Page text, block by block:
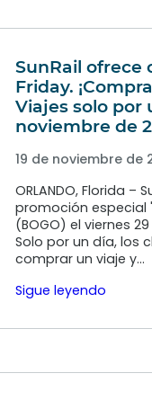
SunRail ofrece
Friday.
Viajes solo por
noviembre de
19 de noviembre de
ORLANDO, Florida –
promoción especial
(BOGO) el viernes
Solo por un día, los
comprar un viaje y…
Sigue leyendo